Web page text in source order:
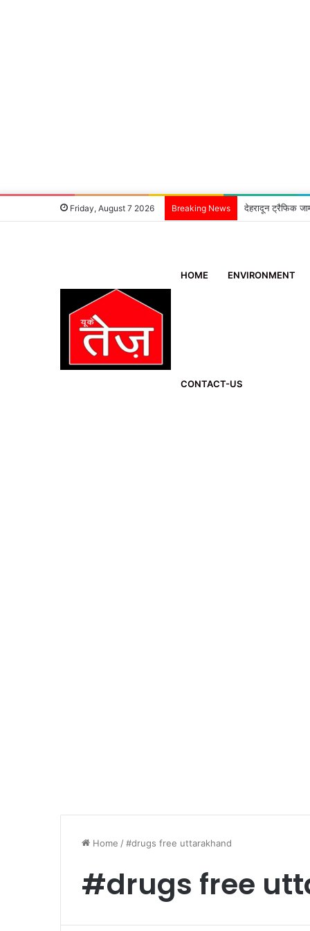
Friday, August 7 2026 Breaking News देहरादून ट्रैफिक
HOME ENVIRONMENT
CONTACT-US
Home /#drugs free uttarakhand
#drugs free